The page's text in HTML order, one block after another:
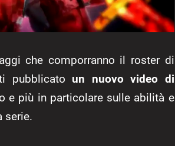
che comporranno il roster di
pubblicato un nuovo video di
e più in particolare sulle abilità e
serie.